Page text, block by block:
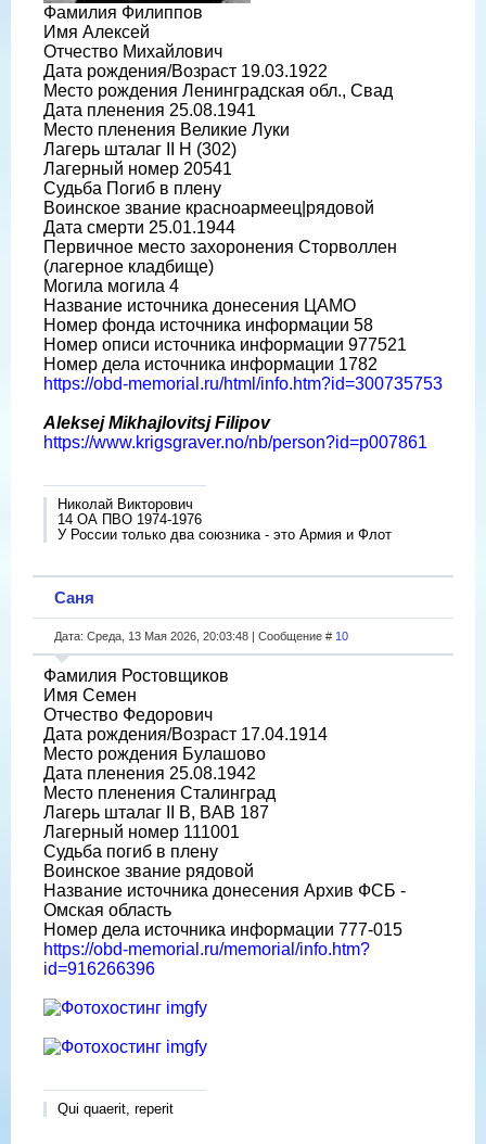
Фамилия Филиппов
Имя Алексей
Отчество Михайлович
Дата рождения/Возраст 19.03.1922
Место рождения Ленинградская обл., Свад
Дата пленения 25.08.1941
Место пленения Великие Луки
Лагерь шталаг II H (302)
Лагерный номер 20541
Судьба Погиб в плену
Воинское звание красноармеец|рядовой
Дата смерти 25.01.1944
Первичное место захоронения Сторволлен
(лагерное кладбище)
Могила могила 4
Название источника донесения ЦАМО
Номер фонда источника информации 58
Номер описи источника информации 977521
Номер дела источника информации 1782
https://obd-memorial.ru/html/info.htm?id=300735753
Aleksej Mikhajlovitsj Filipov
https://www.krigsgraver.no/nb/person?id=p007861
Николай Викторович
14 ОА ПВО 1974-1976
У России только два союзника - это Армия и Флот
Саня
Дата: Среда, 13 Мая 2026, 20:03:48 | Сообщение # 10
Фамилия Ростовщиков
Имя Семен
Отчество Федорович
Дата рождения/Возраст 17.04.1914
Место рождения Булашово
Дата пленения 25.08.1942
Место пленения Сталинград
Лагерь шталаг II B, BAB 187
Лагерный номер 111001
Судьба погиб в плену
Воинское звание рядовой
Название источника донесения Архив ФСБ -
Омская область
Номер дела источника информации 777-015
https://obd-memorial.ru/memorial/info.htm?
id=916266396
Qui quaerit, reperit